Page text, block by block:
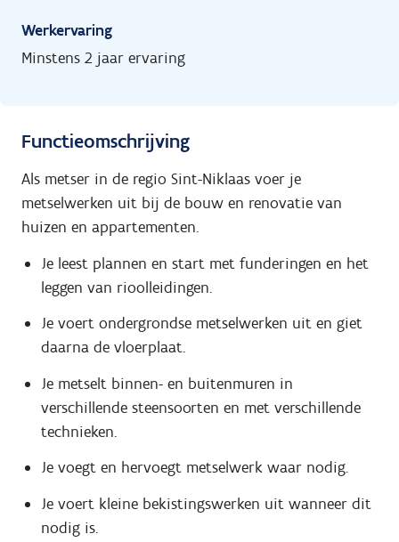
Werkervaring
Minstens 2 jaar ervaring
Functieomschrijving
Als metser in de regio Sint-Niklaas voer je
metselwerken uit bij de bouw en renovatie van
huizen en appartementen.
Je leest plannen en start met funderingen en het
leggen van rioolleidingen.
Je voert ondergrondse metselwerken uit en giet
daarna de vloerplaat.
Je metselt binnen- en buitenmuren in
verschillende steensoorten en met verschillende
technieken.
Je voegt en hervoegt metselwerk waar nodig.
Je voert kleine bekistingswerken uit wanneer dit
nodig is.